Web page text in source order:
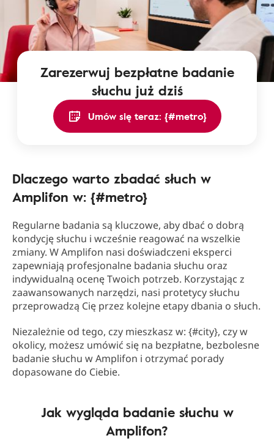
Zarezerwuj bezpłatne badanie
słuchu już dziś
Umów się teraz: {#metro}
Dlaczego warto zbadać słuch w
Amplifon w: {#metro}
Regularne badania są kluczowe, aby dbać o dobrą
kondycję słuchu i wcześnie reagować na wszelkie
zmiany. W Amplifon nasi doświadczeni eksperci
zapewniają profesjonalne badania słuchu oraz
indywidualną ocenę Twoich potrzeb. Korzystając z
zaawansowanych narzędzi, nasi protetycy słuchu
przeprowadzą Cię przez kolejne etapy dbania o słuch.
Niezależnie od tego, czy mieszkasz w: {#city}, czy w
okolicy, możesz umówić się na bezpłatne, bezbolesne
badanie słuchu w Amplifon i otrzymać porady
dopasowane do Ciebie.
Jak wygląda badanie słuchu w
Amplifon?